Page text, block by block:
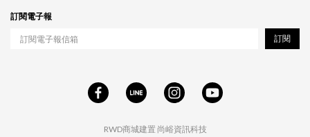
RWD商城建置 尚峪資訊科技
配送問題
退貨問題
紅利累積
合作相關
工作職缺
訂閱電子報
訂閱